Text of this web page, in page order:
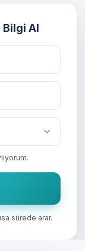
Al
sürede arar.